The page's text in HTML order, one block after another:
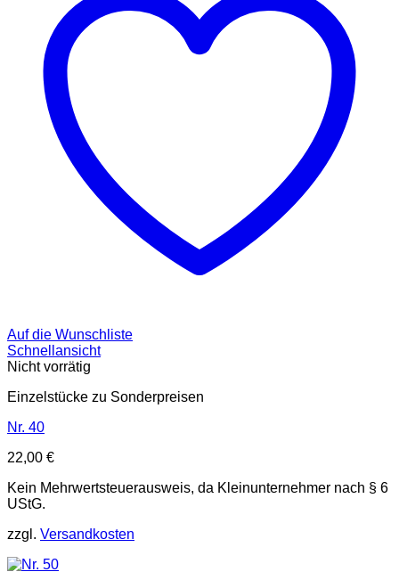
Auf die Wunschliste
Schnellansicht
Nicht vorrätig
Einzelstücke zu Sonderpreisen
Nr. 40
22,00 €
Kein Mehrwertsteuerausweis, da Kleinunternehmer nach § 6
UStG.
zzgl. Versandkosten